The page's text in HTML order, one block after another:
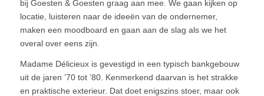
bij Goesten & Goesten graag aan mee. We gaan kijken op
locatie, luisteren naar de ideeën van de ondernemer,
maken een moodboard en gaan aan de slag als we het
overal over eens zijn.
Madame Délicieux is gevestigd in een typisch bankgebouw
uit de jaren ’70 tot ’80. Kenmerkend daarvan is het strakke
en praktische exterieur. Dat doet enigszins stoer, maar ook